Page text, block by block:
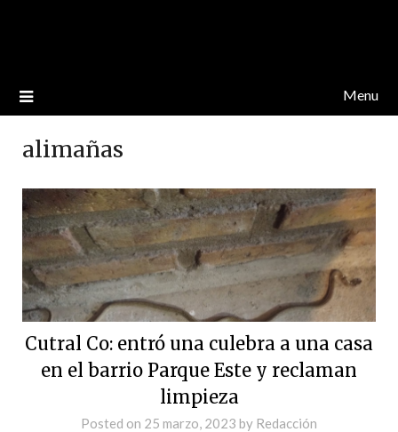
Menu
alimañas
Cutral Co: entró una culebra a una casa
en el barrio Parque Este y reclaman
limpieza
Posted on 25 marzo, 2023 by Redacción